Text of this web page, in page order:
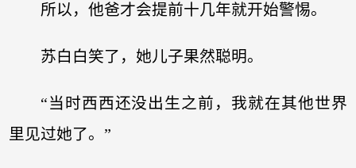
所以，他爸才会提前十几年就开始警惕。
苏白白笑了，她儿子果然聪明。
“当时西西还没出生之前，我就在其他世界
里见过她了。”